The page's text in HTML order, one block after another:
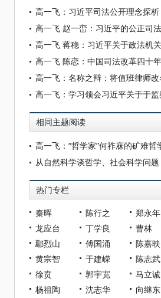
高一飞：习近平司法公开理念探析
相同主题阅读
从自然科学谈哲学、社会科学问题
热门专栏
秦晖 陈行之
郑永年
龙应台
丁学良
曹林
鄢烈山
傅国涌
陈嘉映
黄宗智
于建嵘
陈志武
徐贲
郭宇宽
马立诚
杨祖陶
沈志华
向继东